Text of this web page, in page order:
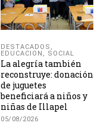
DESTACADOS ,
EDUCACION , SOCIAL
La alegría también
reconstruye: donación
de juguetes
beneficiará a niños y
niñas de Illapel
05/08/2026